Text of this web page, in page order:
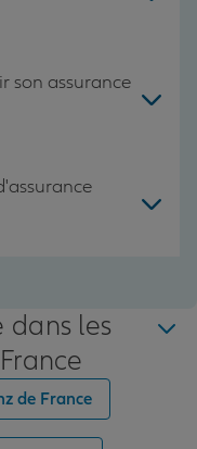
son assurance
dans les
de France